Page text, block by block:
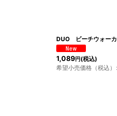
DUO ビーチウォー
1,089円(税込)
希望小売価格（税込） :